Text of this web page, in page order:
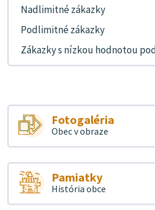
Nadlimitné zákazky
Podlimitné zákazky
Zákazky s nízkou hodnotou
Fotogaléria
Obec v obraze
Pamiatky
História obce